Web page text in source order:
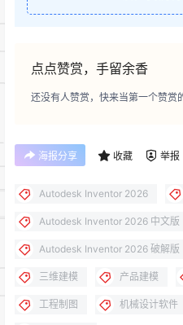
点点赞赏，手留余香
还没有人赞赏，快来当第一个赞赏
海报分享 收藏 举报
Autodesk Inventor 2026
Autodesk Inventor 2026 中文版
Autodesk Inventor 2026 破解版
三维建模 产品建模
工程制图 机械设计软件